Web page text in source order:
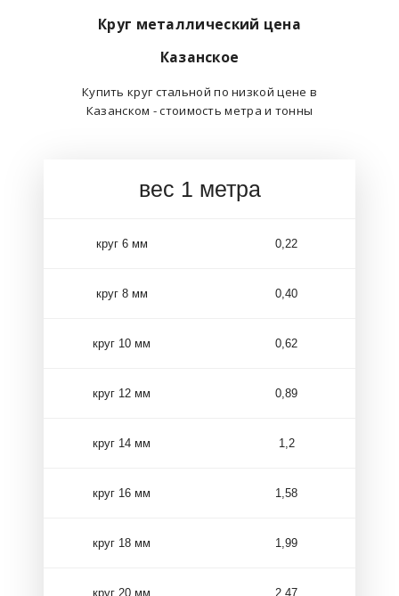
Круг металлический цена
Казанское
Купить круг стальной по низкой цене в
Казанском - стоимость метра и тонны
вес 1 метра
круг 6 мм 0,22
круг 8 мм 0,40
круг 10 мм 0,62
круг 12 мм 0,89
круг 14 мм 1,2
круг 16 мм 1,58
круг 18 мм 1,99
круг 20 мм 2,47